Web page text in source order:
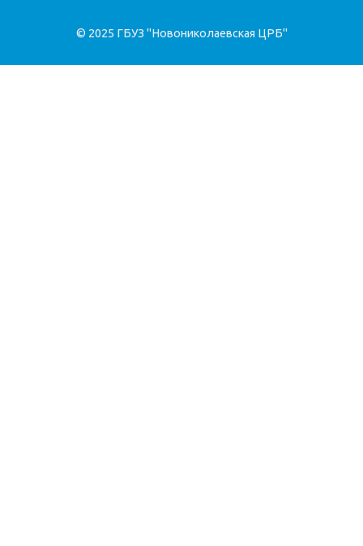
© 2025 ГБУЗ "Новониколаевская ЦРБ"